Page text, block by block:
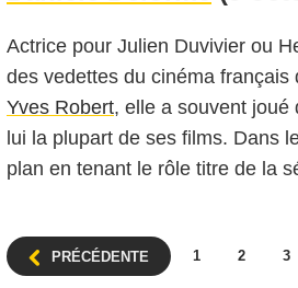
Actrice pour Julien Duvivier ou
des vedettes du cinéma
Yves Robert, elle a souvent joué
lui la plupart de ses films. Dans
plan en tenant le rôle titre de la
PRÉCÉDENTE 1 2 3